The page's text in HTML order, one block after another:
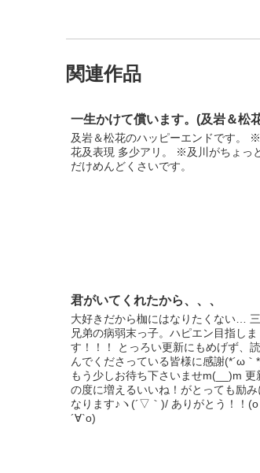
関連作品
一生かけて償います。(及岩＆松
及岩＆松花のハッピーエンドです。 ※
花及表現 多少アリ。 ※及川がちょっ
だけめんどくさいです。
君がいてくれたから、、、
大好きだから枷にはなりたくない… 三
兄弟の病弱末っ子。ハピエン目指しま
す！！！ とっろい更新にもめげず、読
んでくださっている皆様に感謝(*´ω｀
もう少しお待ち下さいませm(__)m 更
の度に増えるいいね！がとっても励み
なります♪ヽ(´▽｀)/ ありがとう！！(о
´∀`о)